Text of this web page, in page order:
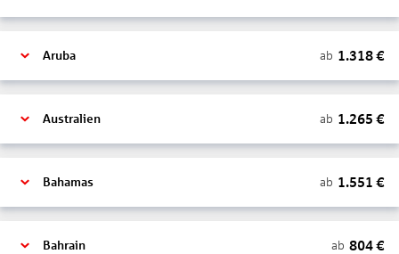
Aruba ab 1.318€
Australien ab 1.265 €
Bahamas ab 1.551 €
Bahrain ab 804€